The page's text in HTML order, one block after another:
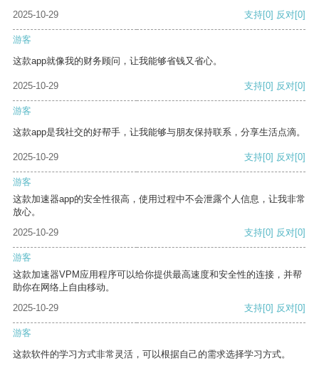
2025-10-29 支持[0] 反对[0]
游客
这款app就像我的财务顾问，让我能够省钱又省心。
2025-10-29 支持[0] 反对[0]
游客
这款app是我社交的好帮手，让我能够与朋友保持联系，分享生活点滴。
2025-10-29 支持[0] 反对[0]
游客
这款加速器app的安全性很高，使用过程中不会泄露个人信息，让我非常
放心。
2025-10-29
支持[0] 反对[0]
游客
这款加速器VPM应用程序可以给你提供最高速度和安全性的连接，并帮
助你在网络上自由移动。
2025-10-29
支持[0] 反对[0]
游客
这款软件的学习方式非常灵活，可以根据自己的需求选择学习方式。